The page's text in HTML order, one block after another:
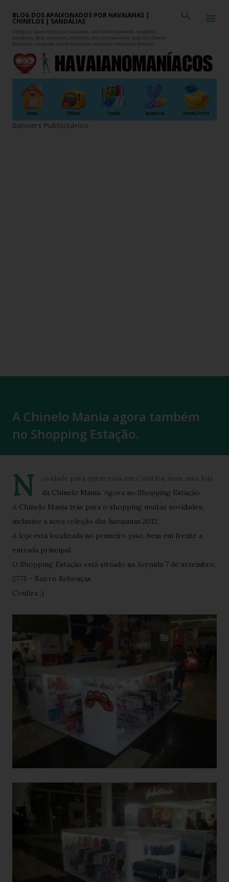
Pular para o conteúdo principal
BLOG DOS APAIXONADOS POR HAVAIANAS |
CHINELOS | SANDÁLIAS
O blog dos apaixonados por havaianas, seja chinelo havaianas, sandálias,
alpargatas, tênis, acessórios, vestuários, look com havaianas, look com chinelos
havaianas, novidades e moda havaianas masculina e havaianas feminina.
HOME VÍDEOS LOOKS MODELOS NEWSLETTER
Banners Publicitários
A Chinelo Mania agora também
no Shopping Estação.
N
ovidade para quem está em Curitiba: mais uma loja
da Chinelo Mania. Agora no Shopping Estação.
A Chinelo Mania trás para o shopping muitas novidades,
inclusive a nova coleção das havaianas 2012.
A loja está localizada no primeiro piso, bem em frente a
entrada principal.
O Shopping Estação está situado na Avenida 7 de setembro,
2775 - Bairro Rebouças.
Confira ;)